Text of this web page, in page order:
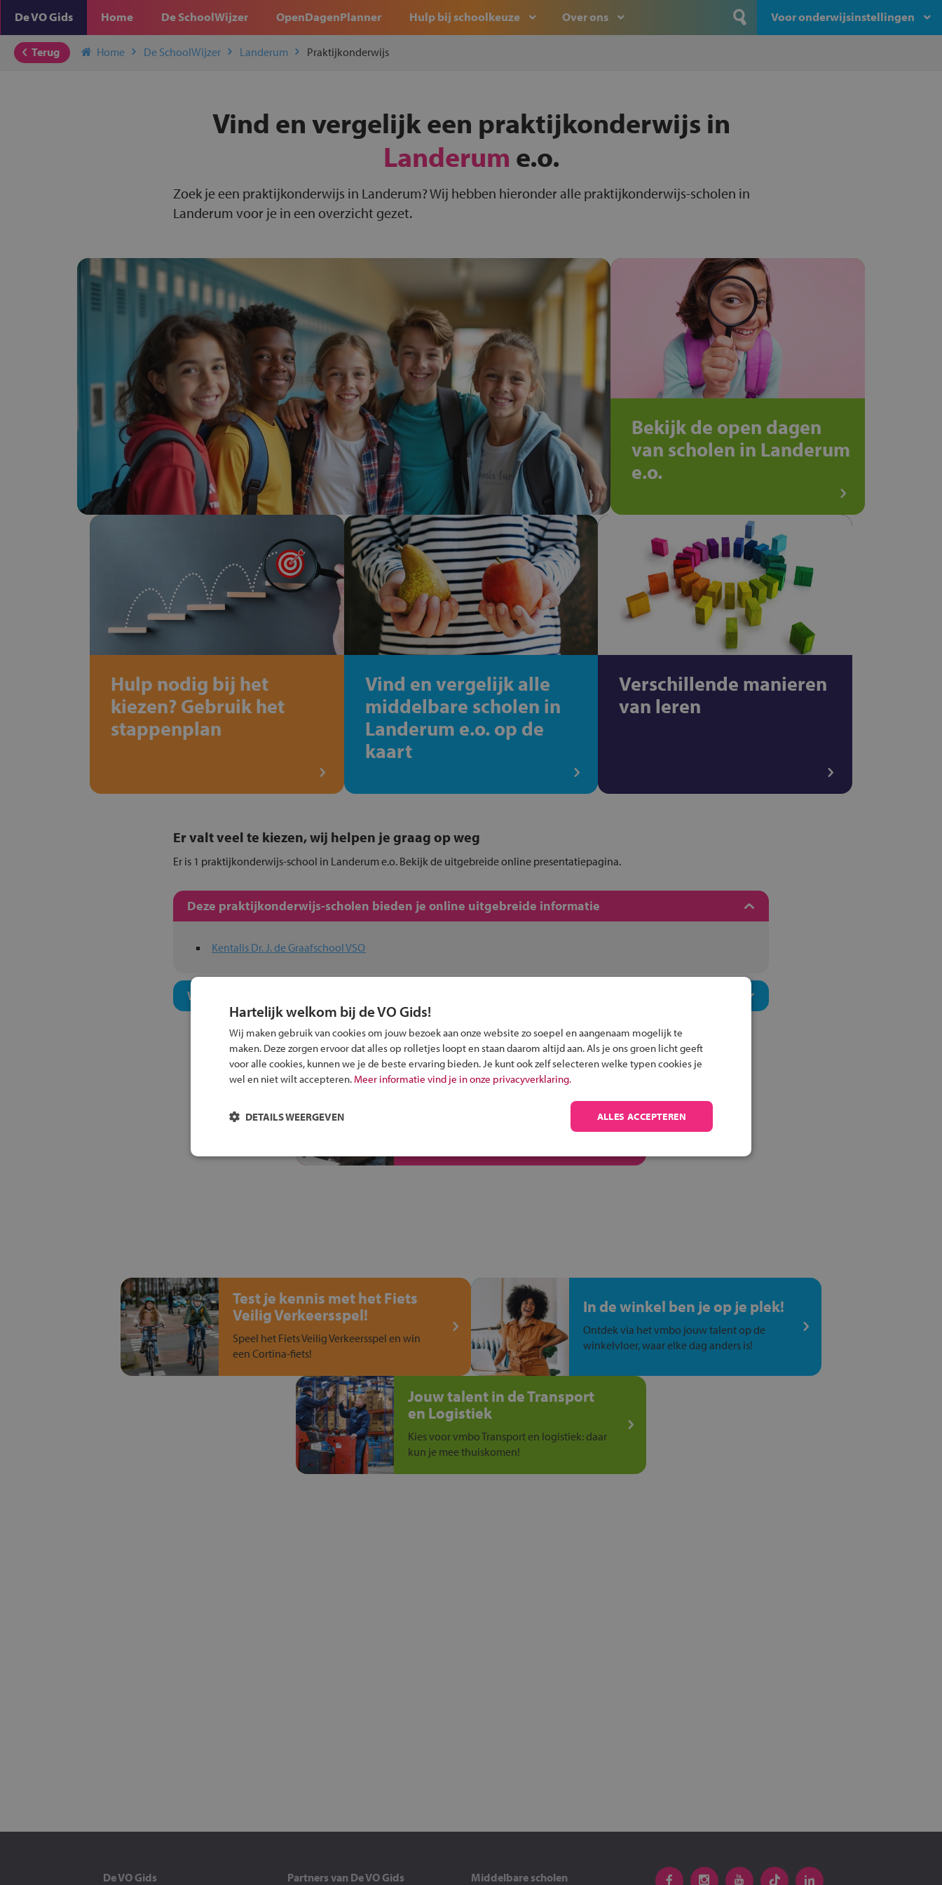
De VO Gids Home De SchoolWijzer OpenDagenPlanner Hulp bij schoolkeuze Over ons Voor onderwijsinstellingen
Terug Home De SchoolWijzer Landerum Praktijkonderwijs
Vind en vergelijk een praktijkonderwijs in
Landerum e.o.
Zoek je een praktijkonderwijs in Landerum? Wij hebben hieronder alle praktijkonderwijs-scholen in
Landerum voor je in een overzicht gezet.
Bekijk de open dagen
van scholen in Landerum
e.o.
Hulp nodig bij het
kiezen? Gebruik het
stappenplan
Vind en vergelijk alle
middelbare scholen in
Landerum e.o. op de
kaart
Verschillende manieren
van leren
Er valt veel te kiezen, wij helpen je graag op weg
Er is 1 praktijkonderwijs-school in Landerum e.o. Bekijk de uitgebreide online presentatiepagina.
Deze praktijkonderwijs-scholen bieden je online uitgebreide informatie
Kentalis Dr. J. de Graafschool VSO
Welk onderwijsconcept past bij jou?
Alle informatie om je kind aan te melden bij
Test je kennis met het Fiets
Veilig Verkeersspel!
Speel het Fiets Veilig Verkeersspel en win
een Cortina-fiets!
In de winkel ben je op je plek!
Ontdek via het vmbo jouw talent op de
winkelvloer, waar elke dag anders is!
Jouw talent in de Transport
en Logistiek
Kies voor vmbo Transport en logistiek: daar
kun je mee thuiskomen!
De VO Gids Partners van De VO Gids Middelbare scholen
Hartelijk welkom bij de VO Gids!
Wij maken gebruik van cookies om jouw bezoek aan onze website zo soepel en aangenaam mogelijk te
maken. Deze zorgen ervoor dat alles op rolletjes loopt en staan daarom altijd aan. Als je ons groen licht geeft
voor alle cookies, kunnen we je de beste ervaring bieden. Je kunt ook zelf selecteren welke typen cookies je
wel en niet wilt accepteren. Meer informatie vind je in onze privacyverklaring.
ALLES ACCEPTEREN
DETAILS WEERGEVEN